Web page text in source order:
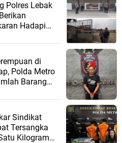
Polres Lebak
Hadapi
di
Polda Metro
Barang
Sindikat
Tersangka
Kilogram